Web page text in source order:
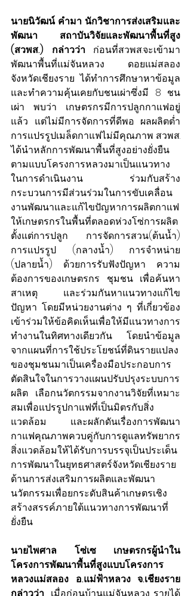
นายนิวัฒน์ คำมา นักวิชาการส่งเสริมและ
พัฒนา สถาบันวิจัยและพัฒนาพื้นที่สูง
(สวพส.) กล่าวว่า ก่อนที่สวพส.จะเข้ามา
พัฒนาพื้นที่แม่จันหลวง ดอยแม่สลอง
จังหวัดเชียงราย ได้ทำการศึกษาหาข้อมูล
และทำความคุ้นเคยกับชนเผ่าซึ่งมี 8 ชน
เผ่า พบว่า เกษตรกรมีการปลูกกาแฟอยู่
แล้ว แต่ไม่มีการจัดการที่ดีพอ ผลผลิตต่ำ
การแปรรูปเมล็ดกาแฟไม่มีคุณภาพ สวพส.
ได้นำหลักการพัฒนาพื้นที่สูงอย่างยั่งยืน
ตามแบบโครงการหลวงมาเป็นแนวทาง
ในการดำเนินงาน ร่วมกับสร้าง
กระบวนการมีส่วนร่วมในการขับเคลื่อน
งานพัฒนาและแก้ไขปัญหาการผลิตกาแฟ
ให้เกษตรกรในพื้นที่ตลอดห่วงโซ่การผลิต
ตั้งแต่การปลูก การจัดการสวน(ต้นน้ำ)
การแปรรูป (กลางน้ำ) การจำหน่าย
(ปลายน้ำ) ด้วยการรับฟังปัญหา ความ
ต้องการของเกษตรกร ชุมชน เพื่อค้นหา
สาเหตุ และร่วมกันหาแนวทางแก้ไข
ปัญหา โดยมีหน่วยงานต่าง ๆ ที่เกี่ยวข้อง
เข้าร่วมให้ข้อคิดเห็นเพื่อให้มีแนวทางการ
ทำงานในทิศทางเดียวกัน โดยนำข้อมูล
จากแผนที่การใช้ประโยชน์ที่ดินรายแปลง
ของชุมชนมาเป็นเครื่องมือประกอบการ
ตัดสินใจในการวางแผนปรับปรุงระบบการ
ผลิต เลือกนวัตกรรมจากงานวิจัยที่เหมาะ
สมเพื่อแปรรูปกาแฟที่เป็นมิตรกับสิ่ง
แวดล้อม และผลักดันเรื่องการพัฒนา
กาแฟคุณภาพควบคู่กับการดูแลทรัพยากร
สิ่งแวดล้อมให้ได้รับการบรรจุเป็นประเด็น
การพัฒนาในยุทธศาสตร์จังหวัดเชียงราย
ด้านการส่งเสริมการผลิตและพัฒนา
นวัตกรรมเพื่อยกระดับสินค้าเกษตรเชิง
สร้างสรรค์ภายใต้แนวทางการพัฒนาที่
ยั่งยืน
นายไพศาล โซ่เซ เกษตรกรผู้นำใน
โครงการพัฒนาพื้นที่สูงแบบโครงการ
หลวงแม่สลอง อ.แม่ฟ้าหลวง จ.เชียงราย